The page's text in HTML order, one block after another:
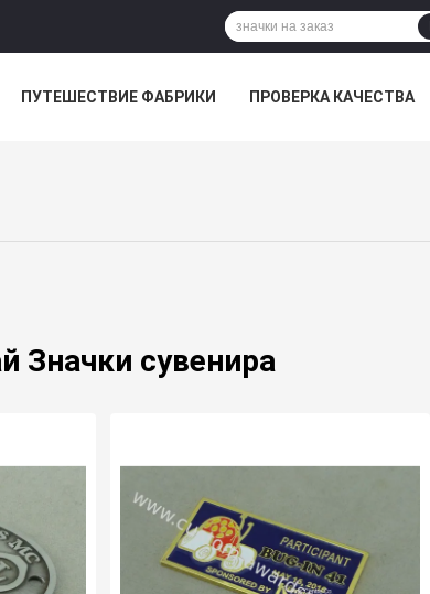
ПУТЕШЕСТВИЕ ФАБРИКИ ПРОВЕРКА КАЧЕСТВА
Значки сувенира